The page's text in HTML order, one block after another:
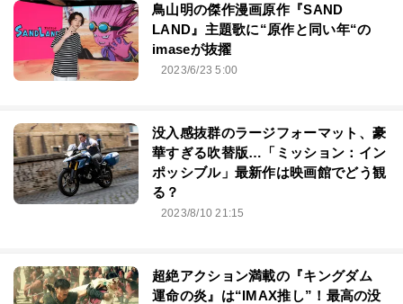
鳥山明の傑作漫画原作『SAND
LAND』主題歌に“原作と同い年“の
imaseが抜擢
2023/6/23 5:00
没入感抜群のラージフォーマット、豪
華すぎる吹替版…「ミッション：イン
ポッシブル」最新作は映画館でどう観
る？
2023/8/10 21:15
超絶アクション満載の『キングダム
運命の炎』は“IMAX推し”！最高の没